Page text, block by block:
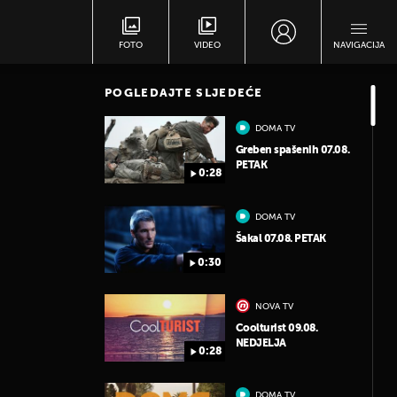
FOTO VIDEO NAVIGACIJA
POGLEDAJTE SLJEDEĆE
0:28
DOMA TV
Greben spašenih 07.08.
PETAK
0:30
DOMA TV
Šakal 07.08. PETAK
0:28
NOVA TV
Coolturist 09.08.
NEDJELJA